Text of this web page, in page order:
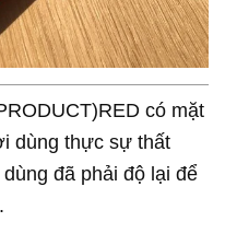
có mặt
dùng thực sự thất
đã phải độ lại để